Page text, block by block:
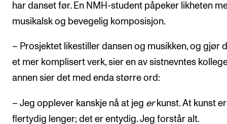
har danset før. En NMH-student påpeker likheten
musikalsk og bevegelig komposisjon.
– Prosjektet likestiller dansen og musikken, og gjør
et mer komplisert verk, sier en av sistnevntes
annen sier det med enda større ord:
– Jeg opplever kanskje nå at jeg erkunst. At kunst
flertydig lenger; det er entydig. Jeg forstår alt.